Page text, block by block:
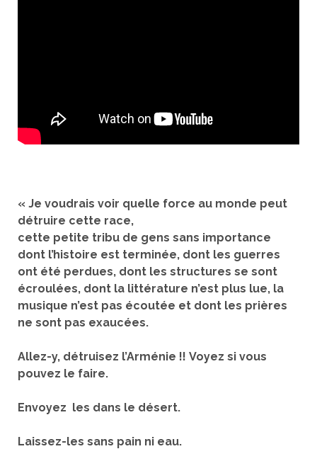
« Je voudrais voir quelle force au monde peut
détruire cette race,
cette petite tribu de gens sans importance
dont l’histoire est terminée, dont les guerres
ont été perdues, dont les structures se sont
écroulées, dont la littérature n’est plus lue, la
musique n’est pas écoutée et dont les prières
ne sont pas exaucées.
Allez-y, détruisez l’Arménie !! Voyez si vous
pouvez le faire.
Envoyez les dans le désert.
Laissez-les sans pain ni eau.